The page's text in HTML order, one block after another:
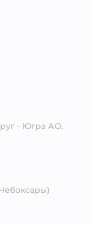
- Югра АО.